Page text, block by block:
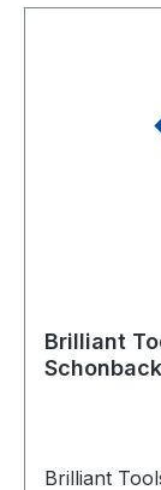
Brilliant Tools BT156940
Brilliant Tools BT156940